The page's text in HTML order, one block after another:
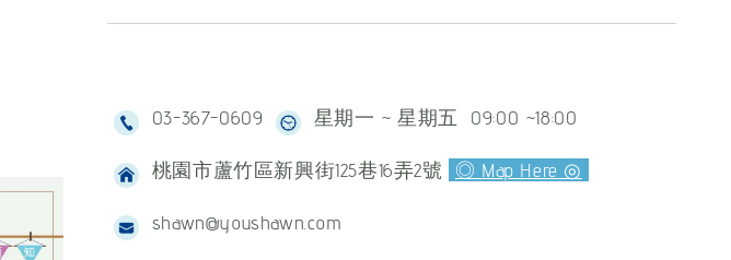
03-367-0609 星期一 ~ 星期五 09:00 ~18:00
桃園市蘆竹區新興街125巷16弄2號 ◎ Map Here ◎
shawn@youshawn.com